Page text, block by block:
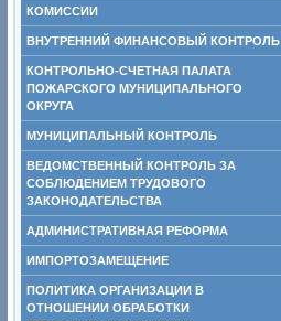
КОМИССИИ
ВНУТРЕННИЙ ФИНАНСОВЫЙ КОНТРОЛЬ
КОНТРОЛЬНО-СЧЕТНАЯ ПАЛАТА
ПОЖАРСКОГО МУНИЦИПАЛЬНОГО
ОКРУГА
МУНИЦИПАЛЬНЫЙ КОНТРОЛЬ
ВЕДОМСТВЕННЫЙ КОНТРОЛЬ ЗА
СОБЛЮДЕНИЕМ ТРУДОВОГО
ЗАКОНОДАТЕЛЬСТВА
АДМИНИСТРАТИВНАЯ РЕФОРМА
ИМПОРТОЗАМЕЩЕНИЕ
ПОЛИТИКА ОРГАНИЗАЦИИ В
ОТНОШЕНИИ ОБРАБОТКИ